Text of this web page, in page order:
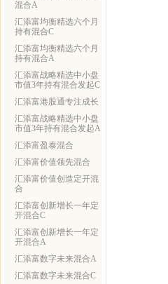
混合A
汇添富均衡精选六个月
持有混合C
汇添富均衡精选六个月
持有混合A
汇添富战略精选中小盘
市值3年持有混合发起C
汇添富港股通专注成长
汇添富战略精选中小盘
市值3年持有混合发起A
汇添富盈泰混合
汇添富价值领先混合
汇添富价值创造定开混
合
汇添富创新增长一年定
开混合C
汇添富创新增长一年定
开混合A
汇添富数字未来混合A
汇添富数字未来混合C